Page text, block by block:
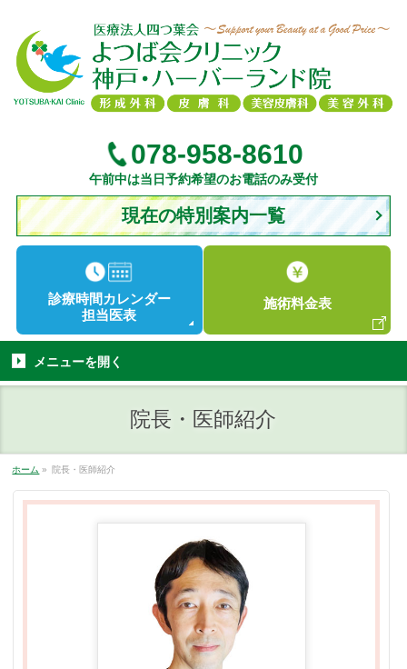
078-958-8610
午前中は当日予約希望のお電話のみ受付
現在の特別案内一覧
診療時間 カレンダー
担当医表
施術料金表
メニューを開く
院長・医師紹介
ホーム » 院長・医師紹介